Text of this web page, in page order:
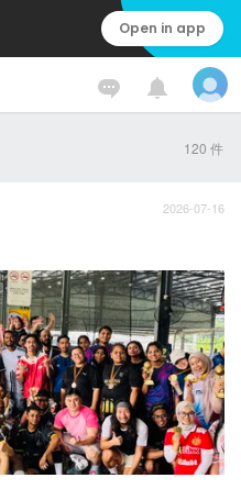
Open in app
120 件
2026-07-16